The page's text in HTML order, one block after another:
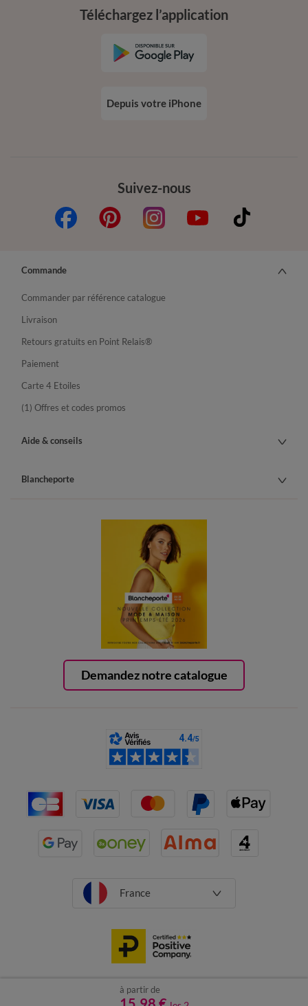
à partir de
Suivez-nous
Téléchargez l’application
Depuis votre iPhone
Demandez notre catalogue
Commande
Commander par référence catalogue
Livraison
Retours gratuits en Point Relais®
Paiement
Carte 4 Etoiles
(1) Offres et codes promos
Aide & conseils
Blancheporte
France
Mentions légales Données personnelles